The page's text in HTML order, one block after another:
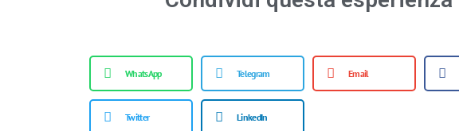
WhatsApp Telegram Email
Twitter LinkedIn